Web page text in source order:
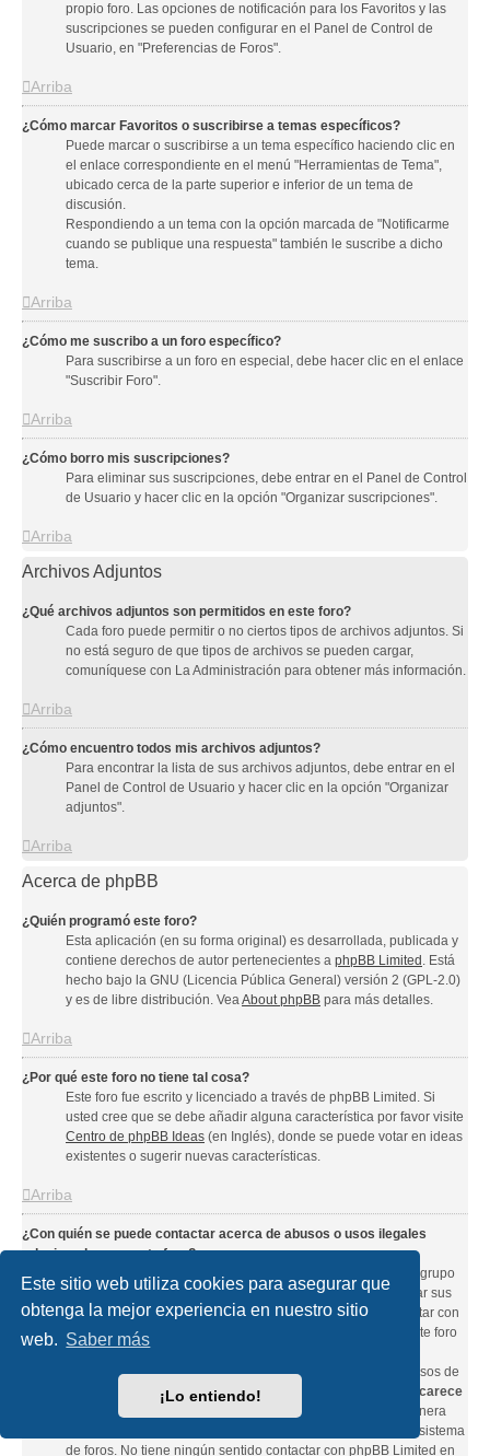
Este sitio web utiliza cookies para asegurar que
obtenga la mejor experiencia en nuestro sitio
web. Saber más
¡Lo entiendo!
propio foro. Las opciones de notificación para los Favoritos y las
suscripciones se pueden configurar en el Panel de Control de
Usuario, en "Preferencias de Foros".
Arriba
¿Cómo marcar Favoritos o suscribirse a temas específicos?
Puede marcar o suscribirse a un tema específico haciendo clic en
el enlace correspondiente en el menú "Herramientas de Tema",
ubicado cerca de la parte superior e inferior de un tema de
discusión.
Respondiendo a un tema con la opción marcada de "Notificarme
cuando se publique una respuesta" también le suscribe a dicho
tema.
Arriba
¿Cómo me suscribo a un foro específico?
Para suscribirse a un foro en especial, debe hacer clic en el enlace
"Suscribir Foro".
Arriba
¿Cómo borro mis suscripciones?
Para eliminar sus suscripciones, debe entrar en el Panel de Control
de Usuario y hacer clic en la opción "Organizar suscripciones".
Arriba
Archivos Adjuntos
¿Qué archivos adjuntos son permitidos en este foro?
Cada foro puede permitir o no ciertos tipos de archivos adjuntos. Si
no está seguro de que tipos de archivos se pueden cargar,
comuníquese con La Administración para obtener más información.
Arriba
¿Cómo encuentro todos mis archivos adjuntos?
Para encontrar la lista de sus archivos adjuntos, debe entrar en el
Panel de Control de Usuario y hacer clic en la opción "Organizar
adjuntos".
Arriba
Acerca de phpBB
¿Quién programó este foro?
Esta aplicación (en su forma original) es desarrollada, publicada y
contiene derechos de autor pertenecientes a phpBB Limited . Está
hecho bajo la GNU (Licencia Pública General) versión 2 (GPL-2.0)
y es de libre distribución. VeaAbout phpBB para más detalles.
Arriba
¿Por qué este foro no tiene tal cosa?
Este foro fue escrito y licenciado a través de phpBB Limited. Si
usted cree que se debe añadir alguna característica por favor visite
Centro de phpBB Ideas (en Inglés), donde se puede votar en ideas
existentes o sugerir nuevas características.
Arriba
¿Con quién se puede contactar acerca de abusos o usos ilegales
relacionados con este foro?
Cada uno de los administradores que figuran en la lista del grupo
donde dice "El Equipo" es un contacto apropiado para enviar sus
quejas. Si así no obtiene respuesta debería tratar de contactar con
el dueño del dominio (efectúe una
) o, si este foro
tiene correo sobre un dominio gratuito (Yahoo!, gmail.com,
hotmail.com, etc.), al departamento o administración de abusos de
ese servicio. Por favor, tenga en cuenta que phpBB Limited carece
de cualquier tipo de control
y no puede ser de ninguna manera
responsable sobre cómo, dónde o por quién es usado este sistema
de foros. No tiene ningún sentido contactar con phpBB Limited en